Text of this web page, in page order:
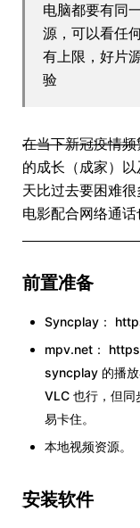
电脑都要有同
源，可以看任
有上限，好片
验
在当下新冠疫情
的成长（成家）
天比过去要困难
电影配合网络通话
前置准备
Syncplay：
mpv.net：
syncplay 的播放
VLC 也行，但同
易卡住。
本地视频资源。
安装软件